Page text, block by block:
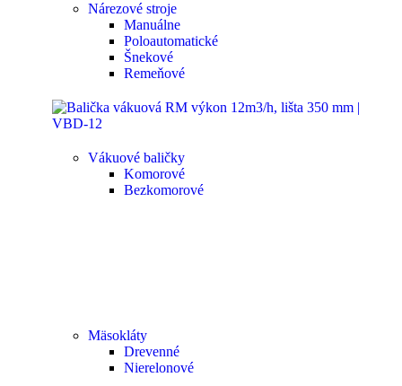
Nárezové stroje
Manuálne
Poloautomatické
Šnekové
Remeňové
Vákuové baličky
Komorové
Bezkomorové
Mäsokláty
Drevenné
Nierelonové